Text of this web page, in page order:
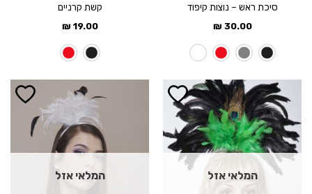
סיכת ראש – נוצות קיפוד
30.00
₪
קשת קרניים
19.00
₪
המלאי אזל המלאי אזל